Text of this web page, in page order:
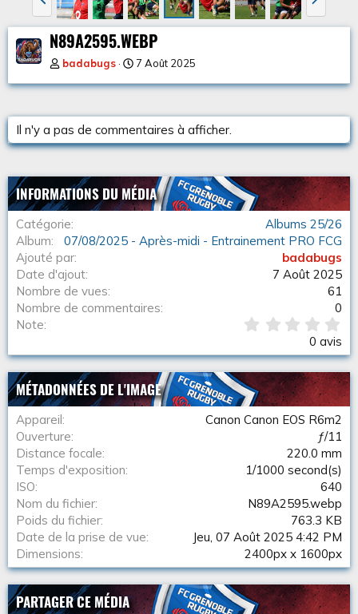
r
é
c
u
i
t
N89A2595.WEBP
badabugs 7 Août 2025
Il n'y a pas de commentaires à afficher.
INFORMATIONS DU MÉDIA
Catégorie
Albums 25/26
Album
07/08/2025 - Après-midi - Entrainement PRO FCG
Ajouté par
badabugs
Date d'ajout
7 Août 2025
Nombre de vues
61
Nombre de commentaires
0
Note
0
0
é
t
o
0 avis
MÉTADONNÉES DE L'IMAGE
Appareil
Canon Canon EOS R6m2
Ouverture
ƒ/11
Distance focale
220.0 mm
Temps d'exposition
1/1000 second(s)
ISO
640
Nom du fichier
N89A2595.webp
Poids du fichier
763.3 KB
Date de la prise de vue
Jeu, 07 Août 2025 4:42 PM
Dimensions
2400px x 1600px
PARTAGER CE MÉDIA